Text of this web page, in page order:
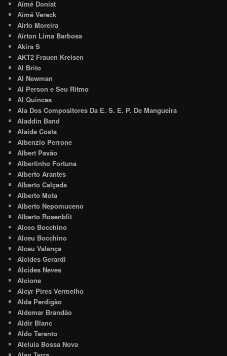
Aimé Doniat
Aimé Vereck
Airto Moreira
Airton Lima Barbosa
Akira S
AKT2 Frauen Kreisen
Al Brito
Al Newman
Al Person e Seu Ritmo
Al Quincas
Ala Dos Compositores Da E. S. E. P. De Mangueira
Aladdin Band
Alaide Costa
Albenzio Perrone
Albert Pavão
Albertinho Fortuna
Alberto Arantes
Alberto Calçada
Alberto Mota
Alberto Nepomuceno
Alberto Rosenblit
Alceo Bocchino
Alceu Bocchino
Alceu Valença
Alcides Gerardi
Alcides Neves
Alcione
Alcyr Pires Vermelho
Alda Perdigão
Aldemar Brandão
Aldir Blanc
Aldo Taranto
Aleluia Bossa Nova